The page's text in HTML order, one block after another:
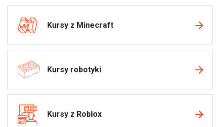
Kursy z Minecraft
Kursy robotyki
Kursy z Roblox